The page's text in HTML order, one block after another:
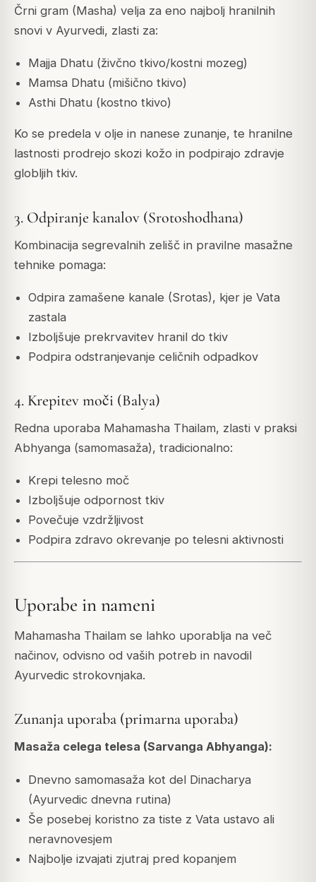
Črni gram (Masha) velja za eno najbolj hranilnih
snovi v Ayurvedi, zlasti za:
Majja Dhatu (živčno tkivo/kostni mozeg)
Mamsa Dhatu (mišično tkivo)
Asthi Dhatu (kostno tkivo)
Ko se predela v olje in nanese zunanje, te hranilne
lastnosti prodrejo skozi kožo in podpirajo zdravje
globljih tkiv.
3. Odpiranje kanalov (Srotoshodhana)
Kombinacija segrevalnih zelišč in pravilne masažne
tehnike pomaga:
Odpira zamašene kanale (Srotas), kjer je Vata
zastala
Izboljšuje prekrvavitev hranil do tkiv
Podpira odstranjevanje celičnih odpadkov
4. Krepitev moči (Balya)
Redna uporaba Mahamasha Thailam, zlasti v praksi
Abhyanga (samomasaža), tradicionalno:
Krepi telesno moč
Izboljšuje odpornost tkiv
Povečuje vzdržljivost
Podpira zdravo okrevanje po telesni aktivnosti
Uporabe in nameni
Mahamasha Thailam se lahko uporablja na več
načinov, odvisno od vaših potreb in navodil
Ayurvedic strokovnjaka.
Zunanja uporaba (primarna uporaba)
Masaža celega telesa (Sarvanga Abhyanga):
Dnevno samomasaža kot del Dinacharya
(Ayurvedic dnevna rutina)
Še posebej koristno za tiste z Vata ustavo ali
neravnovesjem
Najbolje izvajati zjutraj pred kopanjem